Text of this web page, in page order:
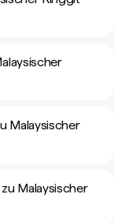
Malaysischer
Malaysischer